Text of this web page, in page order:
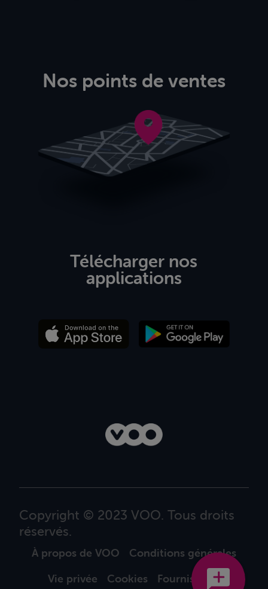
Nos points de ventes
Télécharger nos
applications
Copyright © 2023 VOO. Tous droits
réservés.
À propos de VOO
Conditions générales
Vie privée
Cookies Fournisseurs